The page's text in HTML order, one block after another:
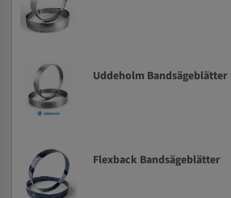
Uddeholm Bandsägeblätter
Flexback Bandsägeblätter